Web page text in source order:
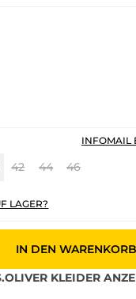
42 44 46
INFOMAIL
LAGER?
IN DEN WARENKORB
KLEIDER